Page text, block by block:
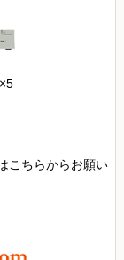
こちらからお願い